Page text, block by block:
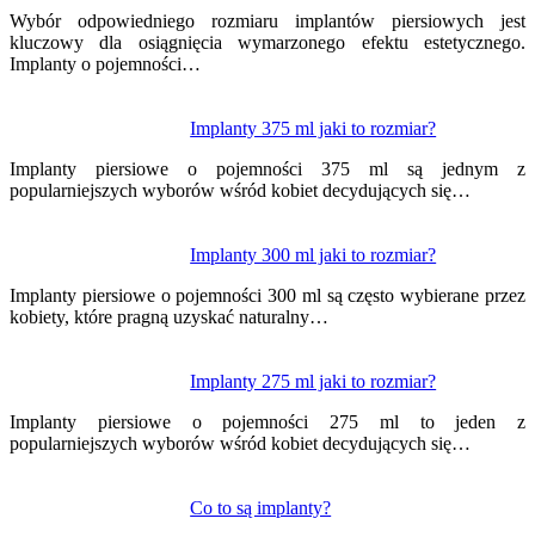
Wybór odpowiedniego rozmiaru implantów piersiowych jest
kluczowy dla osiągnięcia wymarzonego efektu estetycznego.
Implanty o pojemności…
Implanty 375 ml jaki to rozmiar?
Implanty piersiowe o pojemności 375 ml są jednym z
popularniejszych wyborów wśród kobiet decydujących się…
Implanty 300 ml jaki to rozmiar?
Implanty piersiowe o pojemności 300 ml są często wybierane przez
kobiety, które pragną uzyskać naturalny…
Implanty 275 ml jaki to rozmiar?
Implanty piersiowe o pojemności 275 ml to jeden z
popularniejszych wyborów wśród kobiet decydujących się…
Co to są implanty?
wpisu